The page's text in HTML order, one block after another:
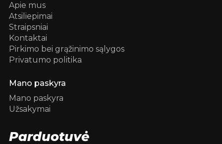
Apie mus
Atsiliepimai
Straipsniai
Kontaktai
Pirkimo bei grąžinimo sąlygos
Privatumo politika
Mano paskyra
Mano paskyra
Užsakymai
Parduotuvė